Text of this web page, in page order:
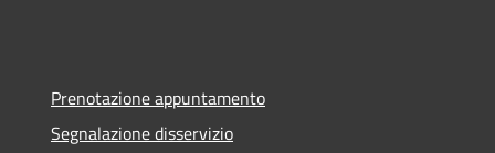
Prenotazione appuntamento
Segnalazione disservizio